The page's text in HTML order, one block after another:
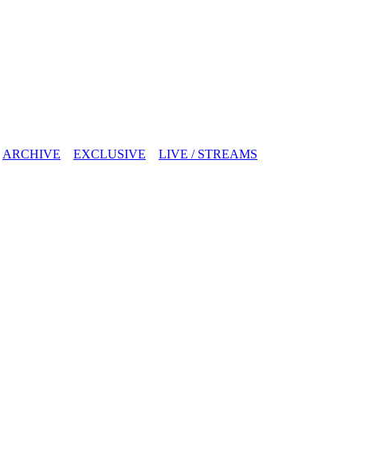
ARCHIVE EXCLUSIVE LIVE / STREAMS